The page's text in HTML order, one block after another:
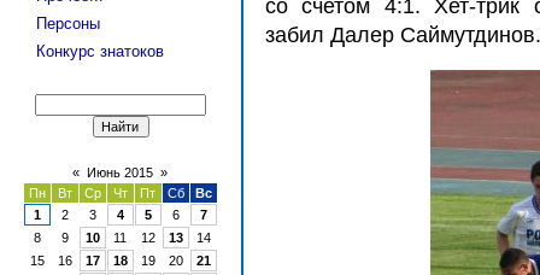
Персоны
Конкурс знатоков
« Июнь 2015 »
Пн
Вт Ср Чт Пт Сб
Вс
1
2 3 4 5 6
7
8
9 10 11 12 13
14
15
16 17 18 19 20
21
со счетом 4:1. Хет-
забил Далер Саймутдинов.